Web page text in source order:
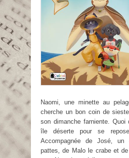
Naomi, une minette au
cherche un bon coin de
son dimanche farniente. Quoi
île déserte pour se
Accompagnée de José, un
pattes, de Malo le crabe et